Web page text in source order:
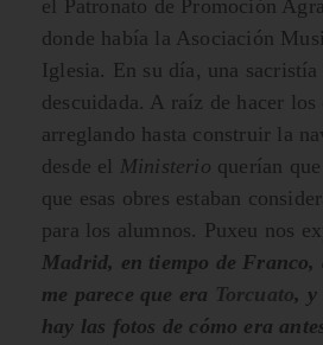
el Patronato de Promoción
donde había la Asociación
Iglesia. En su día, una sacristía
descuidada. A raíz de hacer
arreglando hasta construir la
desde el Ministerio querían
que esas obres estaban
para los alumnos. Puxeu nos
Madrid, en tiempo de
me parece que era Torcuato, y
hay las fotos de cómo era